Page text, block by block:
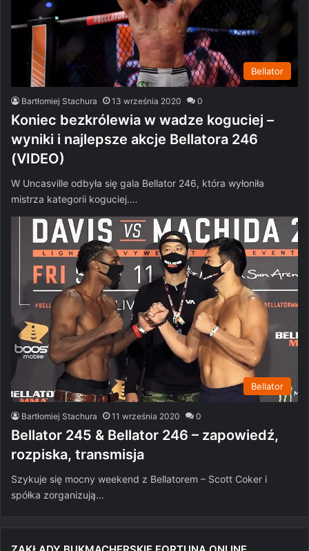
Bellator
Bartłomiej Stachura 13 września 2020 0
Koniec bezkrólewia w wadze koguciej –
wyniki i najlepsze akcje Bellatora 246
(VIDEO)
W Uncasville odbyła się gala Bellator 246, która wyłoniła
mistrza kategorii koguciej.…
Bellator
Bartłomiej Stachura 11 września 2020 0
Bellator 245 & Bellator 246 – zapowiedź,
rozpiska, transmisja
Szykuje się mocny weekend z Bellatorem – Scott Coker i
spółka zorganizują…